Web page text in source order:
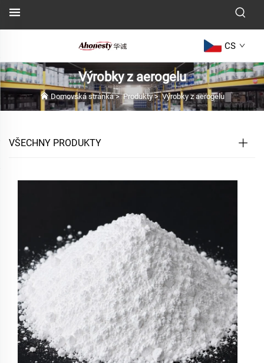
CS
Výrobky z aerogelu
Domovská stránka>Produkty> Výrobky z aerogelu
VŠECHNY PRODUKTY